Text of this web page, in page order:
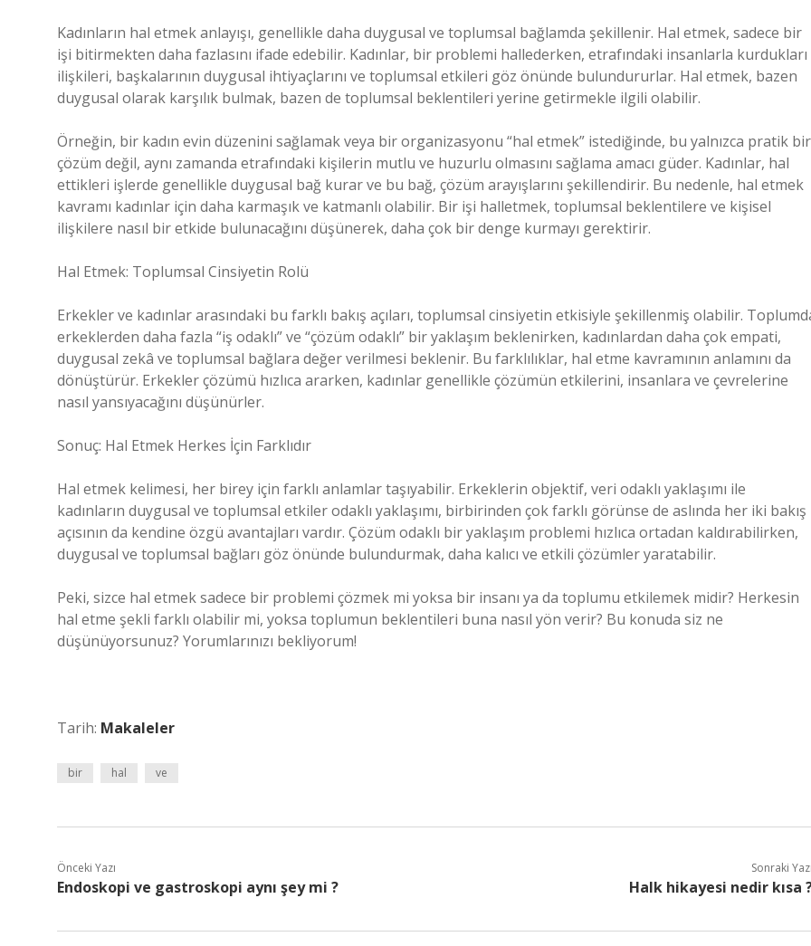
Kadınların hal etmek anlayışı, genellikle daha duygusal ve toplumsal bağlamda şekillenir. Hal etmek, sadece bir
işi bitirmekten daha fazlasını ifade edebilir. Kadınlar, bir problemi hallederken, etrafındaki insanlarla kurdukları
ilişkileri, başkalarının duygusal ihtiyaçlarını ve toplumsal etkileri göz önünde bulundururlar. Hal etmek, bazen
duygusal olarak karşılık bulmak, bazen de toplumsal beklentileri yerine getirmekle ilgili olabilir.
Örneğin, bir kadın evin düzenini sağlamak veya bir organizasyonu “hal etmek” istediğinde, bu yalnızca pratik bir
çözüm değil, aynı zamanda etrafındaki kişilerin mutlu ve huzurlu olmasını sağlama amacı güder. Kadınlar, hal
ettikleri işlerde genellikle duygusal bağ kurar ve bu bağ, çözüm arayışlarını şekillendirir. Bu nedenle, hal etmek
kavramı kadınlar için daha karmaşık ve katmanlı olabilir. Bir işi halletmek, toplumsal beklentilere ve kişisel
ilişkilere nasıl bir etkide bulunacağını düşünerek, daha çok bir denge kurmayı gerektirir.
Hal Etmek: Toplumsal Cinsiyetin Rolü
Erkekler ve kadınlar arasındaki bu farklı bakış açıları, toplumsal cinsiyetin etkisiyle şekillenmiş olabilir.
erkeklerden daha fazla “iş odaklı” ve “çözüm odaklı” bir yaklaşım beklenirken, kadınlardan daha çok empati,
duygusal zekâ ve toplumsal bağlara değer verilmesi beklenir. Bu farklılıklar, hal etme kavramının anlamını da
dönüştürür. Erkekler çözümü hızlıca ararken, kadınlar genellikle çözümün etkilerini, insanlara ve çevrelerine
nasıl yansıyacağını düşünürler.
Sonuç: Hal Etmek Herkes İçin Farklıdır
Hal etmek kelimesi, her birey için farklı anlamlar taşıyabilir. Erkeklerin objektif, veri odaklı yaklaşımı ile
kadınların duygusal ve toplumsal etkiler odaklı yaklaşımı, birbirinden çok farklı görünse de aslında her iki bakış
açısının da kendine özgü avantajları vardır. Çözüm odaklı bir yaklaşım problemi hızlıca ortadan kaldırabilirken,
duygusal ve toplumsal bağları göz önünde bulundurmak, daha kalıcı ve etkili çözümler yaratabilir.
Peki, sizce hal etmek sadece bir problemi çözmek mi yoksa bir insanı ya da toplumu etkilemek midir? Herkesin
hal etme şekli farklı olabilir mi, yoksa toplumun beklentileri buna nasıl yön verir? Bu konuda siz ne
düşünüyorsunuz? Yorumlarınızı bekliyorum!
Tarih: Makaleler
bir hal ve
Önceki Yazı
Endoskopi ve gastroskopi aynı şey mi ?
Sonraki
Halk hikayesi nedir kısa